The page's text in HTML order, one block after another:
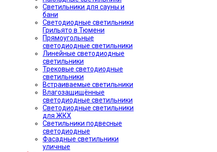
Светильники для сауны и
бани
Светодиодные светильники
Грильято в Тюмени
Прямоугольные
светодиодные светильники
Линейные светодиодные
светильники
Трековые светодиодные
светильники
Встраиваемые светильники
Влагозащищённые
светодиодные светильники
Светодиодные светильники
для ЖКХ
Светильники подвесные
светодиодные
Фасадные светильники
уличные